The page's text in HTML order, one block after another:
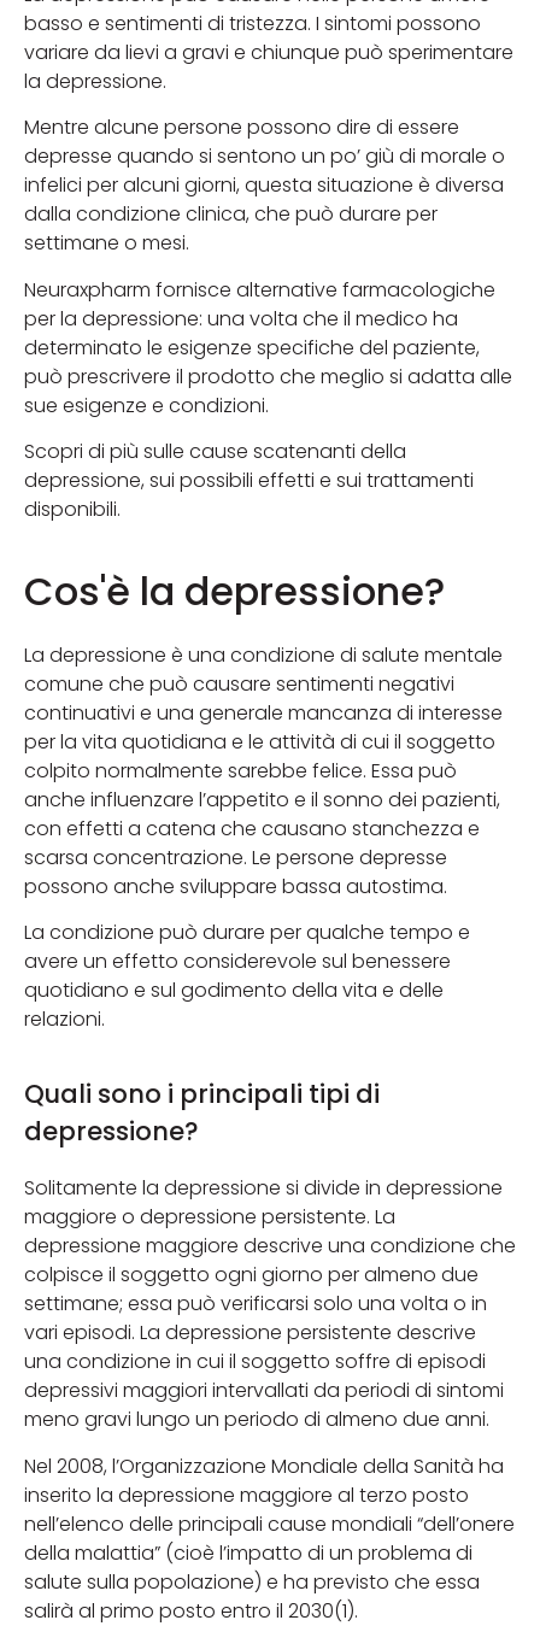
basso e sentimenti di tristezza. I sintomi possono
variare da lievi a gravi e chiunque può sperimentare
la depressione.
Mentre alcune persone possono dire di essere
depresse quando si sentono un po’ giù di morale o
infelici per alcuni giorni, questa situazione è diversa
dalla condizione clinica, che può durare per
settimane o mesi.
Neuraxpharm fornisce alternative farmacologiche
per la depressione: una volta che il medico ha
determinato le esigenze specifiche del paziente,
può prescrivere il prodotto che meglio si adatta alle
sue esigenze e condizioni.
Scopri di più sulle cause scatenanti della
depressione, sui possibili effetti e sui trattamenti
disponibili.
Cos'è la depressione?
La depressione è una condizione di salute mentale
comune che può causare sentimenti negativi
continuativi e una generale mancanza di interesse
per la vita quotidiana e le attività di cui il soggetto
colpito normalmente sarebbe felice. Essa può
anche influenzare l’appetito e il sonno dei pazienti,
con effetti a catena che causano stanchezza e
scarsa concentrazione. Le persone depresse
possono anche sviluppare bassa autostima.
La condizione può durare per qualche tempo e
avere un effetto considerevole sul benessere
quotidiano e sul godimento della vita e delle
relazioni.
Quali sono i principali tipi di
depressione?
Solitamente la depressione si divide in depressione
maggiore o depressione persistente. La
depressione maggiore descrive una condizione che
colpisce il soggetto ogni giorno per almeno due
settimane; essa può verificarsi solo una volta o in
vari episodi. La depressione persistente descrive
una condizione in cui il soggetto soffre di episodi
depressivi maggiori intervallati da periodi di sintomi
meno gravi lungo un periodo di almeno due anni.
Nel 2008, l’Organizzazione Mondiale della Sanità ha
inserito la depressione maggiore al terzo posto
nell’elenco delle principali cause mondiali “dell’onere
della malattia” (cioè l’impatto di un problema di
salute sulla popolazione) e ha previsto che essa
salirà al primo posto entro il 2030(1).